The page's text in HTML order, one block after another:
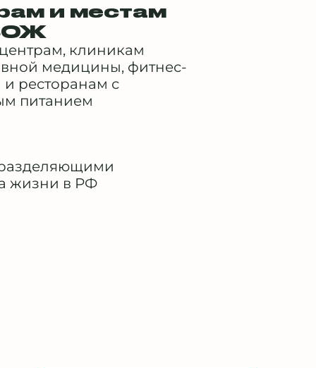
и местам
клиникам
медицины, фитнес-
и ресторанам с
питанием
жизни в РФ